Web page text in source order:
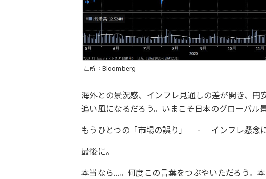
出所：Bloomberg
海外との景況感、インフレ見通しの差が開き、
追い風になるだろう。いまこそ日本のグローバル
もうひとつの「市場の誤り」 ‐ インフレ懸念に
最後に。
本当なら…。何度この言葉をつぶやいただろう。